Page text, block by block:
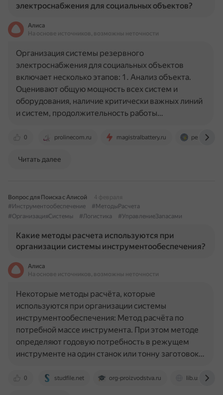
электроснабжения для социальных объектов?
Алиса
На основе источников, возможны неточности
0 prolinecom.ru magistralbattery.ru pes-
Организация системы резервного
электроснабжения для социальных объектов
включает несколько этапов: 1. Анализ объекта.
Оценивают общую мощность всех систем и
оборудования, наличие критически важных линий
и систем, продолжительность работы…
Читать далее
Вопрос для Поиска с Алисой
4 февраля
#Инструментообеспечение
#МетодыРасчета
#ОрганизацияСистемы
#Логистика #УправлениеЗапасами
Какие методы расчета используются при
организации системы инструментообеспечения?
Алиса
На основе источников, возможны неточности
0 studfile.net org-proizvodstva.ru lib.usue.ru
Некоторые методы расчёта, которые
используются при организации системы
инструментообеспечения: Метод расчёта по
потребной массе инструмента. При этом методе
определяют годовую потребность в режущем
инструменте на один станок или тонну заготовок…